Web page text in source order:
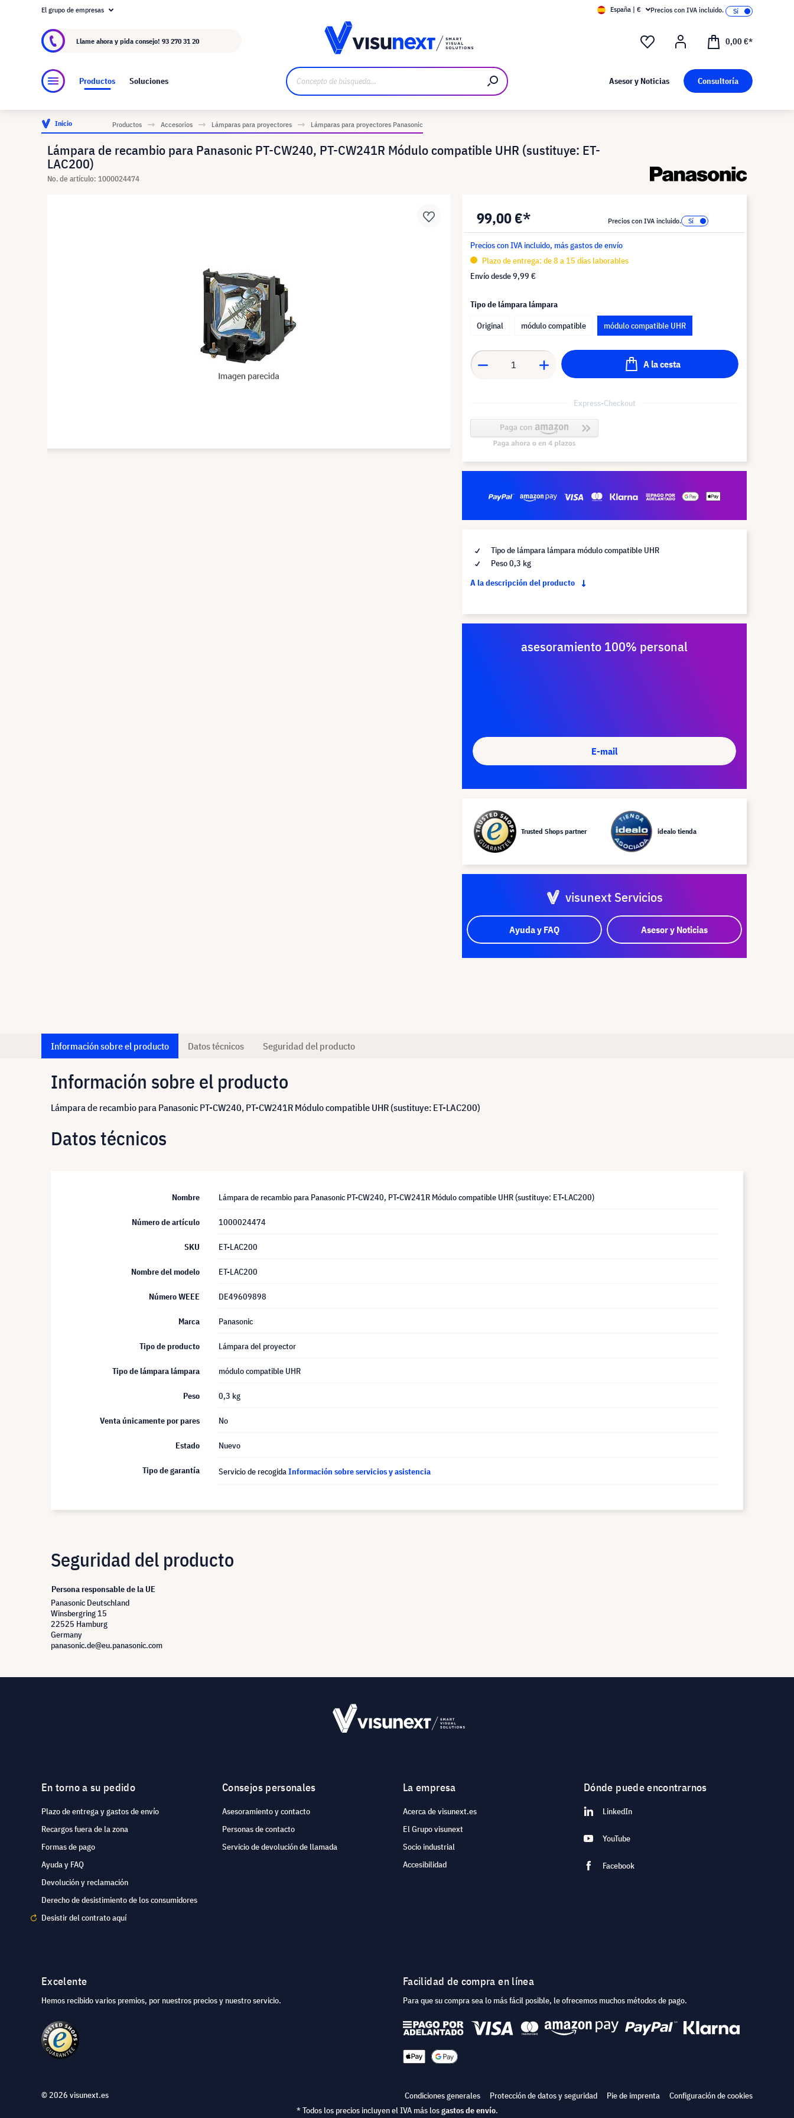
Acerca de visunext.es
El grupo de empresas España | € Precios con IVA incluido.
Llame ahora y pida consejo! 93 270 31 20 0,00 €*
Productos Soluciones Asesor y Noticias Consultoría
Inicio Productos Accesorios Lámparas para proyectores Lámparas para proyectores Panasonic
Lámpara de recambio para Panasonic PT-CW240, PT-CW241R Módulo compatible UHR (sustituye: ET-
LAC200)
No. de artículo: 1000024474
99,00 €* Precios con IVA incluido.
Precios con IVA incluido, más gastos de envío
Plazo de entrega: de 8 a 15 días laborables
Envío desde9,99 €
Tipo de lámpara lámpara
Original
módulo compatible módulo compatible UHR
A la cesta
Express-Checkout
Tipo de lámpara lámpara módulo compatible UHR
Peso 0,3 kg
A la descripción del producto
asesoramiento 100% personal
E-mail
Trusted Shops partner idealo tienda
visunext Servicios
Ayuda y FAQ Asesor y Noticias
Información sobre el producto Datos técnicos Seguridad del producto
Información sobre el producto
Lámpara de recambio para Panasonic PT-CW240, PT-CW241R Módulo compatible UHR (sustituye: ET-LAC200)
Datos técnicos
Nombre Lámpara de recambio para Panasonic PT-CW240, PT-CW241R Módulo compatible UHR (sustituye: ET-LAC200)
Número de artículo 1000024474
SKU ET-LAC200
Nombre del modelo ET-LAC200
Número WEEE DE49609898
Marca Panasonic
Tipo de producto Lámpara del proyector
Tipo de lámpara lámpara módulo compatible UHR
Peso 0,3 kg
Venta únicamente por pares No
Estado Nuevo
Tipo de garantía Servicio de recogidaInformación sobre servicios y asistencia
Seguridad del producto
Persona responsable de la UE
Panasonic Deutschland
Winsbergring 15
22525 Hamburg
Germany
panasonic.de@eu.panasonic.com
En torno a su pedido
Plazo de entrega y gastos de envío
Recargos fuera de la zona
Formas de pago
Ayuda y FAQ
Devolución y reclamación
Derecho de desistimiento de los consumidores
Desistir del contrato aquí
Consejos personales
Asesoramiento y contacto
Personas de contacto
Servicio de devolución de llamada
La empresa
Acerca de visunext.es
El Grupo visunext
Socio industrial
Accesibilidad
Dónde puede encontrarnos
LinkedIn
YouTube
Facebook
Excelente
Hemos recibido varios premios, por nuestros precios y nuestro servicio.
Facilidad de compra en línea
Para que su compra sea lo más fácil posible, le ofrecemos muchos métodos de pago.
© 2026 visunext.es Condiciones generales Protección de datos y seguridad Pie de imprenta
Configuración de cookies
* Todos los precios incluyen el IVA más losgastos de envío.